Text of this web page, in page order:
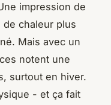
impression de
chaleur plus
Mais avec un
notent une
surtout en hiver.
- et ça fait